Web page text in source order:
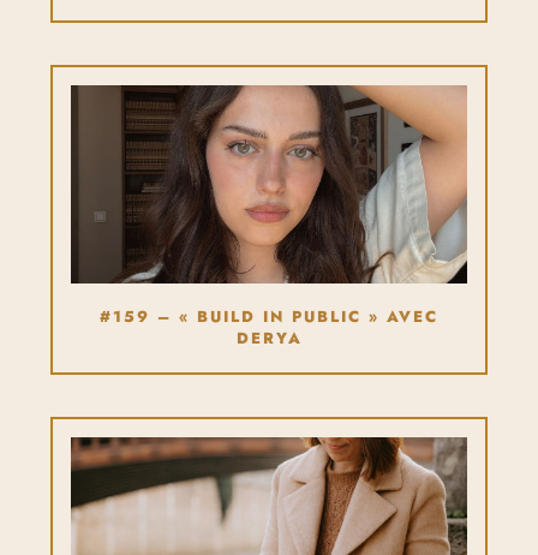
#159 – « BUILD IN PUBLIC » AVEC
DERYA